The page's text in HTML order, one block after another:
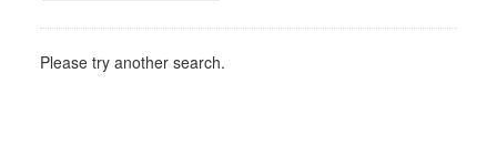
Please try another search.